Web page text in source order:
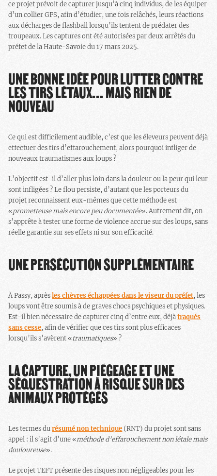
ce projet prévoit de capturer jusqu’à cinq individus, de les équiper
d’un collier GPS, afin d’étudier, une fois relâchés, leurs réactions
aux décharges de flashball lorsqu’ils tentent de prédater des
troupeaux. Les captures ont été autorisées par deux arrêtés du
préfet de la Haute-Savoie du 17 mars 2025.
UNE BONNE IDÉE POUR LUTTER CONTRE
LES TIRS LÉTAUX… MAIS RIEN DE
NOUVEAU
Ce qui est difficilement audible, c’est que les éleveurs peuvent déjà
effectuer des tirs d’effarouchement, alors pourquoi infliger de
nouveaux traumatismes aux loups ?
L’objectif est-il d’aller plus loin dans la douleur ou la peur qui leur
sont infligées ? Le flou persiste, d’autant que les porteurs du
projet reconnaissent eux-mêmes que cette méthode est
«prometteuse mais encore peu documentée». Autrement dit, on
s’apprête à tester une forme de violence accrue sur des loups, sans
réelle garantie sur ses effets ni sur son efficacité.
UNE PERSÉCUTION SUPPLÉMENTAIRE
À Passy, aprèsles chèvres échappées dans le viseur du préfet, les
loups vont être soumis à de graves chocs psychiques et physiques.
Est-il bien nécessaire de capturer cinq d’entre eux, déjàtraqués
sanscesse, afin de vérifier que ces tirs sont plus efficaces
lorsqu’ils s’avèrent «traumatiques» ?
LA CAPTURE, UN PIÉGEAGE ET UNE
SÉQUESTRATION À RISQUE SUR DES
ANIMAUX PROTÉGÉS
Les termes durésumé non technique (RNT) du projet sont sans
appel : il s’agit d’une «méthode d’effarouchement non létale mais
douloureuse».
Le projet TEFT présente des risques non négligeables pour les